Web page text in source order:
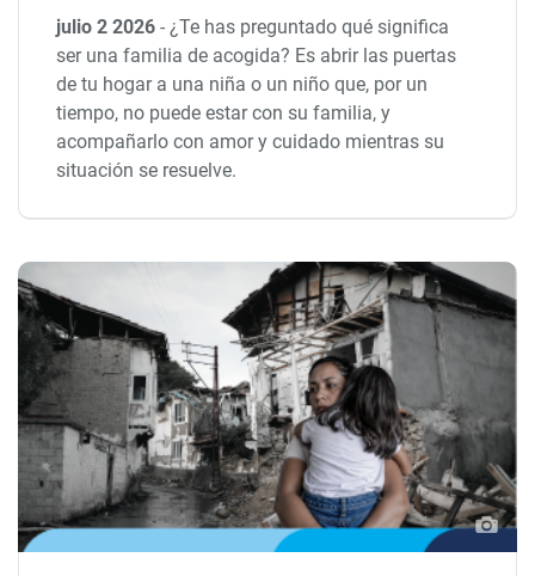
julio 2 2026-¿Te has preguntado qué significa
ser una familia de acogida? Es abrir las puertas
de tu hogar a una niña o un niño que, por un
tiempo, no puede estar con su familia, y
acompañarlo con amor y cuidado mientras su
situación se resuelve.